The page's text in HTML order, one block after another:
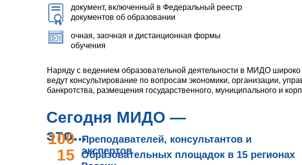
Наряду с ведением образовательной деятельности в МИДО широко
ведут консультирование по вопросам экономики, организации,
банкротства, размещения государственного, муниципального и
Сегодня МИДО —
это...
документ, включенный в Федеральный реестр
документов об образовании
очная, заочная и дистанционная формы
обучения
15
Образовательных площадок в 15 регионах
100
Преподавателей, консультантов и
экспертов